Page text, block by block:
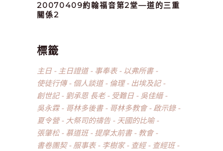
20070409約翰福音第2堂—道的三重
關係2
標籤
主日 主日證道 事奉表
以弗所書
使徒行傳
個人談道 倫理
出埃及記
創世記
劉承恩 長老 受難日
吳佳縉
吳永霖
哥林多後書 哥林多教會
啟示錄
夏令營
大祭司的禱告
天國的比喻
張肇松
慕道班 提摩太前書
教會
書卷團契
服事表 李樹家 查經
查經班